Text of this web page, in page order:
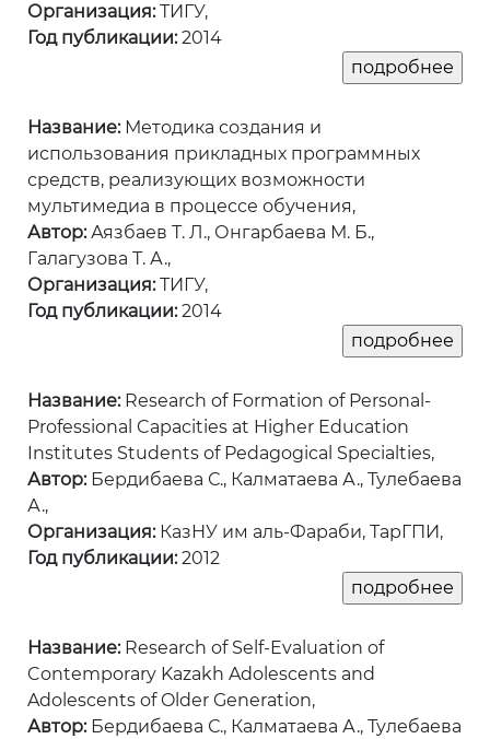
Организация:ТИГУ,
Год публикации:2014
Название:Методика создания и
использования прикладных программных
средств, реализующих возможности
мультимедиа в процессе обучения,
Автор:Аязбаев Т. Л., Онгарбаева М. Б.,
Галагузова Т. А.,
Организация:ТИГУ,
Год публикации:2014
Название:Research of Formation of Personal-
Professional Capacities at Higher Education
Institutes Students of Pedagogical Specialties,
Автор:Бердибаева С., Калматаева А., Тулебаева
А.,
Организация:КазНУ им аль-Фараби, ТарГПИ,
Год публикации:2012
Название:Research of Self-Evaluation of
Contemporary Kazakh Adolescents and
Adolescents of Older Generation,
Автор:Бердибаева С., Калматаева А., Тулебаева